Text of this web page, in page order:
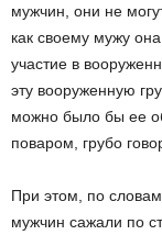
мужчин, они не
как своему мужу
участие в
эту вооруженную
можно было бы ее
поваром, грубо
При этом, по
мужчин сажали по